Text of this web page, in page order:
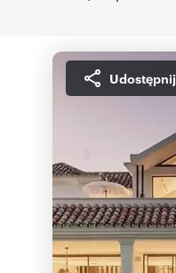
Udostępnij